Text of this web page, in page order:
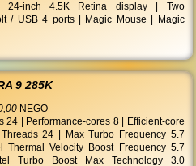
24-inch 4.5K Retina display | Two
/ USB 4 ports | Magic Mouse | Magic
9 285K
NEGO
24 | Performance-cores 8 | Efficient-core
24 | Max Turbo Frequency 5.7
Thermal Velocity Boost Frequency 5.7
Turbo Boost Max Technology 3.0